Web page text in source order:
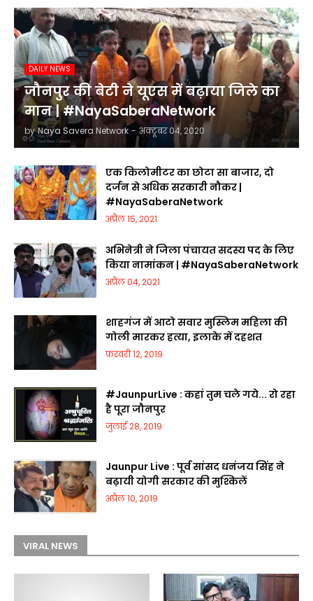
DAILY NEWS
जौनपुर की बेटी ने यूएस में बढ़ाया जिले का
मान | #NayaSaberaNetwork
by Naya Savera Network - अक्टूबर 04, 2020
एक किलोमीटर का छोटा सा बाजार, दो
दर्जन से अधिक सरकारी नौकर |
#NayaSaberaNetwork
अप्रैल 15, 2021
अभिनेत्री ने जिला पंचायत सदस्य पद के लिए
किया नामांकन | #NayaSaberaNetwork
अप्रैल 04, 2021
शाहगंज में आटो सवार मुस्लिम महिला की
गोली मारकर हत्या, इलाके में दहशत
फ़रवरी 12, 2019
#JaunpurLive : कहां तुम चले गये... रो रहा
है पूरा जौनपुर
जुलाई 28, 2019
Jaunpur Live : पूर्व सांसद धनंजय सिंह ने
बढ़ायी योगी सरकार की मुश्किलें
अप्रैल 10, 2019
VIRAL NEWS